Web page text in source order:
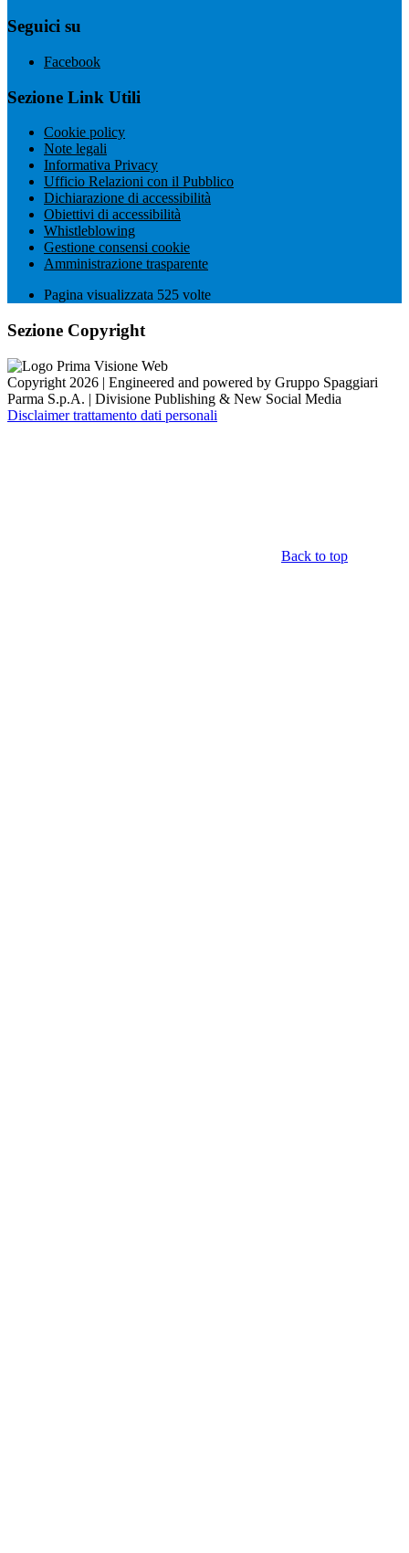
Seguici su
Facebook
Sezione Link Utili
Cookie policy
Note legali
Informativa Privacy
Ufficio Relazioni con il Pubblico
Dichiarazione di accessibilità
Obiettivi di accessibilità
Whistleblowing
Gestione consensi cookie
Amministrazione trasparente
Pagina visualizzata 525 volte
Sezione Copyright
Copyright 2026 | Engineered and powered by Gruppo Spaggiari
Parma S.p.A. | Divisione Publishing & New Social Media
Disclaimer trattamento dati personali
Back to top